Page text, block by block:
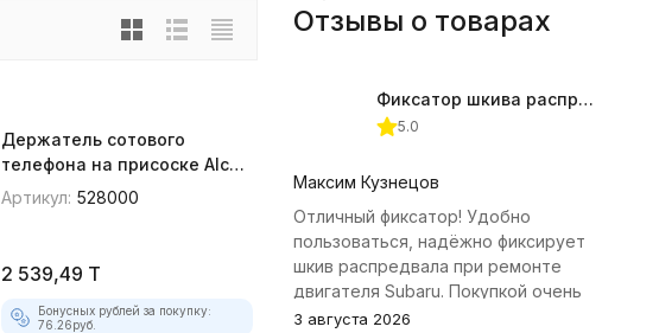
Держатель сотового
телефона на присоске Alca,
56-65 мм
Артикул: 528000
2 539,49 T
Бонусных рублей за покупку:
76.26руб.
Отзывы о товарах
Фиксатор шкива распредвала (Subaru) JTC-4409
5.0
Максим Кузнецов
Отличный фиксатор! Удобно
пользоваться, надёжно фиксирует
шкив распредвала при ремонте
двигателя Subaru. Покупкой очень
доволен.
3 августа 2026